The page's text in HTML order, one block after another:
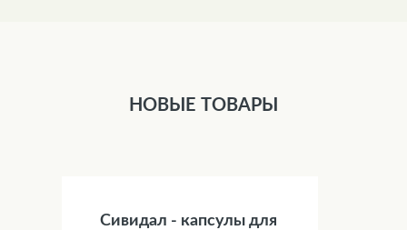
НОВЫЕ ТОВАРЫ
Сивидал - капсулы для